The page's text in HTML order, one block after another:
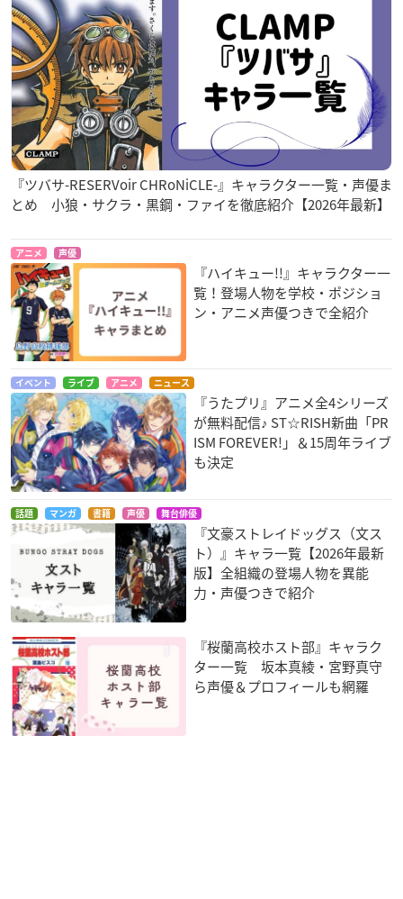
『ツバサ-RESERVoir CHRoNiCLE-』キャラクター一覧・声優ま
とめ 小狼・サクラ・黒鋼・ファイを徹底紹介【2026年最新】
アニメ 声優
『ハイキュー!!』キャラクター一
覧！登場人物を学校・ポジショ
ン・アニメ声優つきで全紹介
イベント ライブ アニメ ニュース
『うたプリ』アニメ全4シリーズ
が無料配信♪ ST☆RISH新曲「PR
ISM FOREVER!」＆15周年ライブ
も決定
話題 マンガ 書籍 声優 舞台俳優
『文豪ストレイドッグス（文ス
ト）』キャラ一覧【2026年最新
版】全組織の登場人物を異能
力・声優つきで紹介
『桜蘭高校ホスト部』キャラク
ター一覧 坂本真綾・宮野真守
ら声優＆プロフィールも網羅